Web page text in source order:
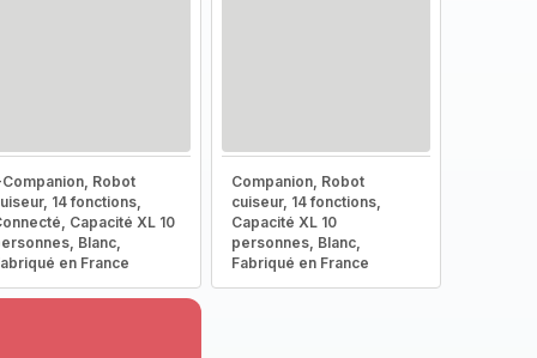
Robot
14 fonctions,
Capacité XL 10
Blanc,
en France
Companion, Robot
cuiseur, 14 fonctions,
Capacité XL 10
personnes, Blanc,
Fabriqué en France